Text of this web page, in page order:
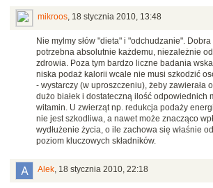
mikroos, 18 stycznia 2010, 13:48
Nie mylmy słów "dieta" i "odchudzanie".
potrzebna absolutnie każdemu, niezależnie
zdrowia. Poza tym bardzo liczne badania
niska podaż kalorii wcale nie musi szkodzić
- wystarczy (w uproszczeniu), żeby zawierała
dużo białek i dostateczną ilość odpowiednich
witamin. U zwierząt np. redukcja podaży
nie jest szkodliwa, a nawet może znacząco
wydłużenie życia, o ile zachowa się właśnie
poziom kluczowych składników.
Alek, 18 stycznia 2010, 22:18